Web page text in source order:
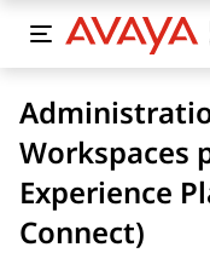
Workspaces
Experience
Connect)